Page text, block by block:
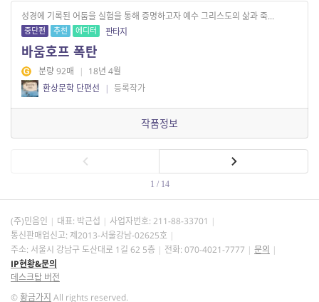
성경에 기록된 어둠을 실험을 통해 증명하고자 예수 그리스도의 삶과 죽...
중단편 추천 에디터 판타지
바움호프 폭탄
분량 92매 | 18년 4월
환상문학 단편선
| 등록작가
작품정보
1 / 14
(주)민음인 대표: 박근섭 사업자번호: 211-88-33701
통신판매업신고: 제2013-서울강남-02625호
주소: 서울시 강남구 도산대로 1길 62 5층
전화: 070-4021-7777
문의
IP현황&문의
데스크탑 버전
©황금가지 All rights reserved.